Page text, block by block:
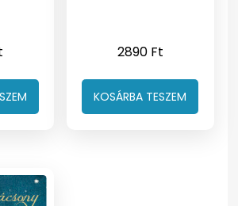
2890 Ft
KOSÁRBA TESZEM